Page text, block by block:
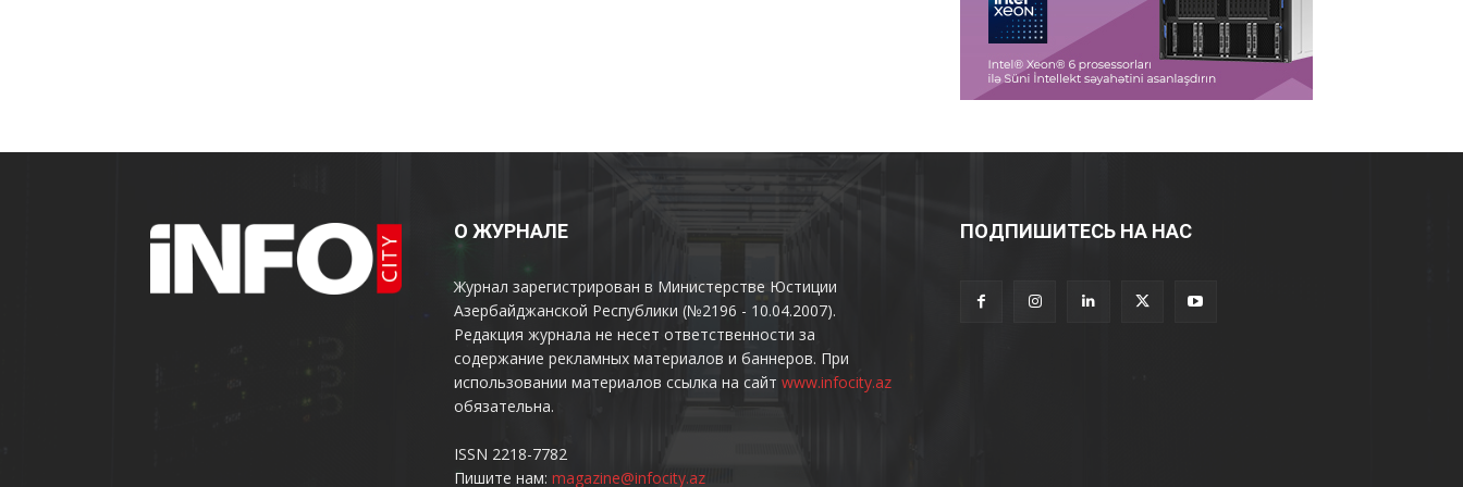
О ЖУРНАЛЕ
Журнал зарегистрирован в Министерстве Юстиции
Азербайджанской Республики (№2196 - 10.04.2007).
Редакция журнала не несет ответственности за
содержание рекламных материалов и баннеров. При
использовании материалов ссылка на сайт www.infocity.az
обязательна.
ISSN 2218-7782
Пишите нам: magazine@infocity.az
ПОДПИШИТЕСЬ НА НАС